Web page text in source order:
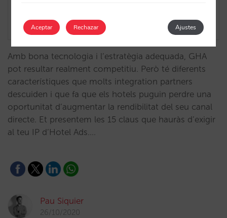
Amb bona tecnologia i l’estratègia adequada, GHA
pot resultar realment competitiu. Però té diferents
característiques que molts integration partners
descuiden i que fa que els hotels puguin perdre una
oportunitat d’augmentar la rendibilitat del seu canal
directe. Et presentem les 15 claus que hauràs d’exigir
al teu IP d’Hotel Ads.…
Pau Siquier
26/10/2020
Aceptar Ajustes
Rechazar